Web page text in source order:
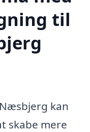
til
kan
skabe mere